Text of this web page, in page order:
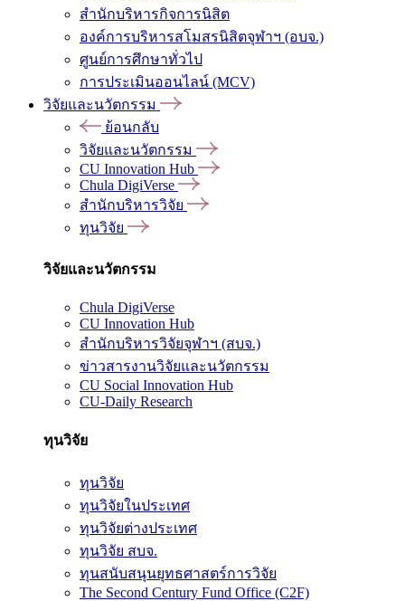
สำนักบริหารกิจการนิสิต
องค์การบริหารสโมสรนิสิตจุฬาฯ (อบจ.)
ศูนย์การศึกษาทั่วไป
การประเมินออนไลน์ (MCV)
วิจัยและนวัตกรรม
ย้อนกลับ
วิจัยและนวัตกรรม
CU Innovation Hub
Chula DigiVerse
สำนักบริหารวิจัย
ทุนวิจัย
วิจัยและนวัตกรรม
Chula DigiVerse
CU Innovation Hub
สำนักบริหารวิจัยจุฬาฯ (สบจ.)
ข่าวสารงานวิจัยและนวัตกรรม
CU Social Innovation Hub
CU-Daily Research
ทุนวิจัย
ทุนวิจัย
ทุนวิจัยในประเทศ
ทุนวิจัยต่างประเทศ
ทุนวิจัย สบจ.
ทุนสนับสนุนยุทธศาสตร์การวิจัย
The Second Century Fund Office (C2F)